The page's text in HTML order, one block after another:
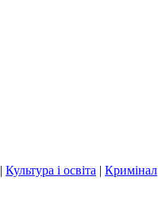
| Культура і освіта | Кримінал